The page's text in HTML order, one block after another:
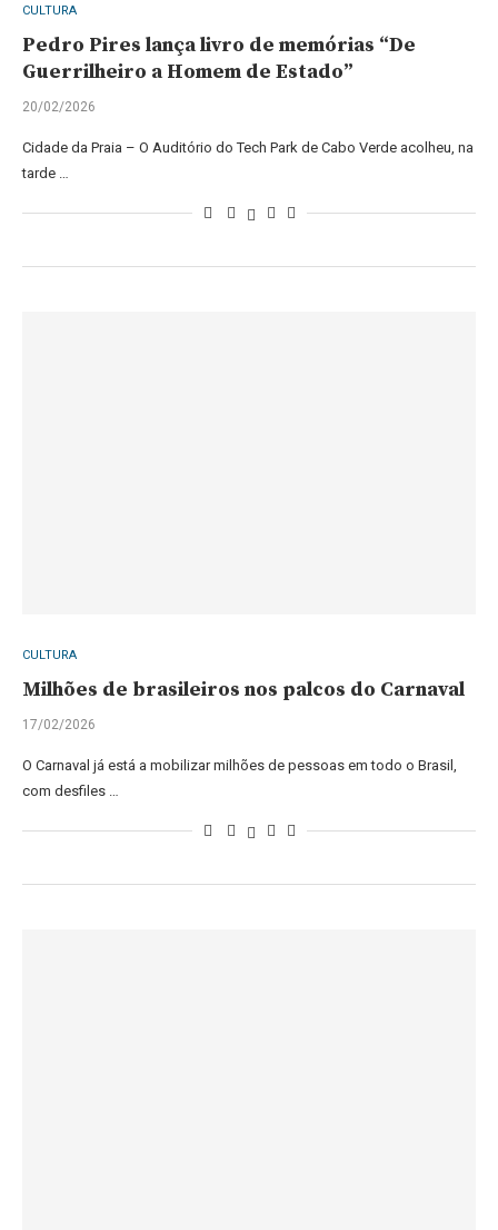
CULTURA
Pedro Pires lança livro de memórias “De
Guerrilheiro a Homem de Estado”
20/02/2026
Cidade da Praia – O Auditório do Tech Park de Cabo Verde acolheu, na
tarde …
CULTURA
Milhões de brasileiros nos palcos do Carnaval
17/02/2026
O Carnaval já está a mobilizar milhões de pessoas em todo o Brasil,
com desfiles …